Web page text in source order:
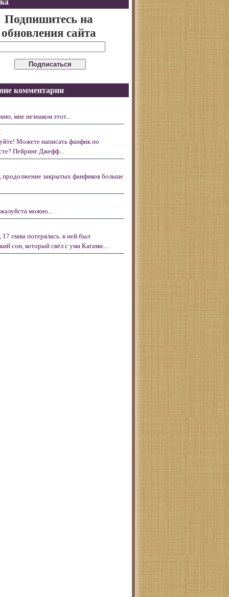
Подпишитесь на
обновления сайта
комментарии
мне незнаком этот...
Можете написать фанфик по
Пейринг Джефф...
продолжение закрытых фанфиков больше
можно...
17 глава потерялась. в ней был
сон, который свёл с ума Кагами....